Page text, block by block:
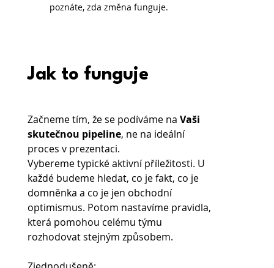
poznáte, zda změna funguje.
Jak to funguje
Začneme tím, že se podíváme na Vaši
skutečnou pipeline, ne na ideální
proces v prezentaci.
Vybereme typické aktivní příležitosti. U
každé budeme hledat, co je fakt, co je
domněnka a co je jen obchodní
optimismus. Potom nastavíme pravidla,
která pomohou celému týmu
rozhodovat stejným způsobem.